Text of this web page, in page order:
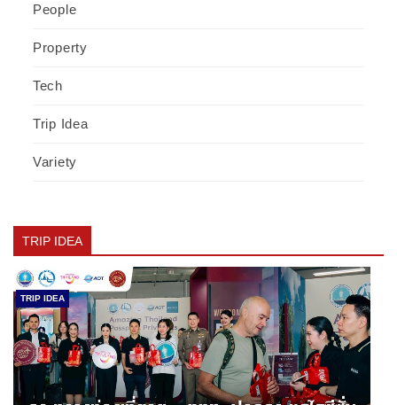
People
Property
Tech
Trip Idea
Variety
TRIP IDEA
TRIP IDEA